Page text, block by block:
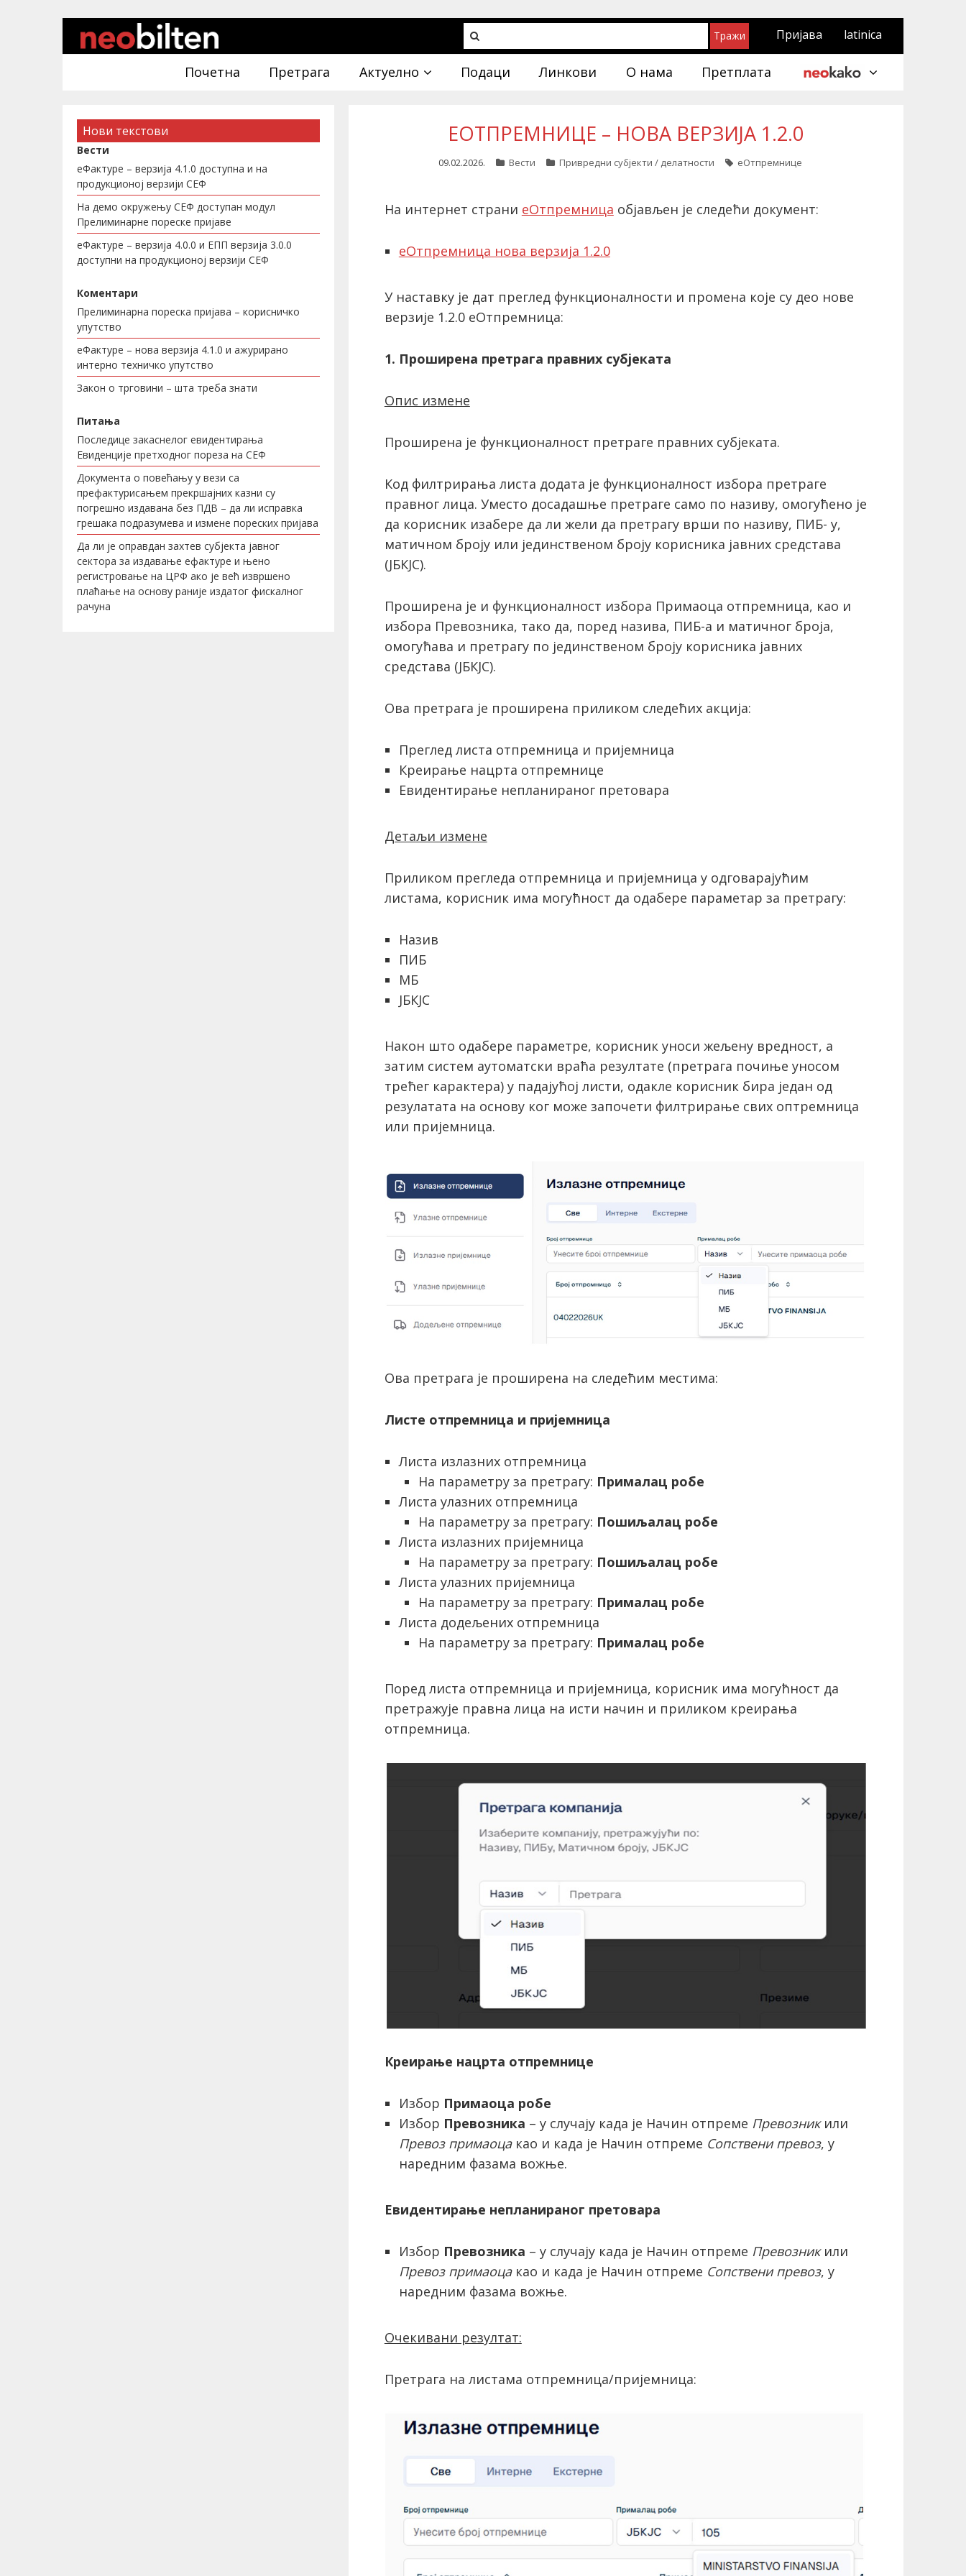
Пријава latinica
Почетна Претрага Актуелно Подаци Линкови О нама Претплата
ЕОТПРЕМНИЦЕ – НОВА ВЕРЗИЈА 1.2.0
09.02.2026. Вести Привредни субјекти / делатности еОтпремнице
На интернет страни еОтпремница објављен је следећи документ:
еОтпремница нова верзија 1.2.0
У наставку је дат преглед функционалности и промена које су део нове
верзије 1.2.0 еОтпремница:
1. Проширена претрага правних субјеката
Опис измене
Проширена је функционалност претраге правних субјеката.
Код филтрирања листа додата је функционалност избора претраге
правног лица. Уместо досадашње претраге само по називу, омогућено је
да корисник изабере да ли жели да претрагу врши по називу, ПИБ- у,
матичном броју или јединственом броју корисника јавних средстава
(ЈБКЈС).
Проширена је и функционалност избора Примаоца отпремница, као и
избора Превозника, тако да, поред назива, ПИБ-а и матичног броја,
омогућава и претрагу по јединственом броју корисника јавних
средстава (ЈБКЈС).
Ова претрага је проширена приликом следећих акција:
Преглед листа отпремница и пријемница
Креирање нацрта отпремнице
Евидентирање непланираног претовара
Детаљи измене
Приликом прегледа отпремница и пријемница у одговарајућим
листама, корисник има могућност да одабере параметар за претрагу:
Назив
ПИБ
МБ
ЈБКЈС
Након што одабере параметре, корисник уноси жељену вредност, а
затим систем аутоматски враћа резултате (претрага почиње уносом
трећег карактера) у падајућој листи, одакле корисник бира један од
резулатата на основу ког може започети филтрирање свих оптремница
или пријемница.
Ова претрага је проширена на следећим местима:
Листе отпремница и пријемница
Листа излазних отпремница
На параметру за претрагу: Прималац робе
Листа улазних отпремница
На параметру за претрагу: Пошиљалац робе
Листа излазних пријемница
На параметру за претрагу: Пошиљалац робе
Листа улазних пријемница
На параметру за претрагу: Прималац робе
Листа додељених отпремница
На параметру за претрагу: Прималац робе
Поред листа отпремница и пријемница, корисник има могућност да
претражује правна лица на исти начин и приликом креирања
отпремница.
Креирање нацрта отпремнице
Избор Примаоца робе
Избор Превозника – у случају када је Начин отпреме Превозникили
Превоз примаоцакао и када је Начин отпреме Сопствени превоз, у
наредним фазама вожње.
Евидентирање непланираног претовара
Избор Превозника – у случају када је Начин отпреме Превозникили
Превоз примаоцакао и када је Начин отпреме Сопствени превоз, у
наредним фазама вожње.
Очекивани резултат:
Претрага на листама отпремница/пријемница:
Нови текстови
Вести
еФактуре – верзија 4.1.0 доступна и на
продукционој верзији СЕФ
На демо окружењу СЕФ доступан модул
Прелиминарне пореске пријаве
еФактуре – верзија 4.0.0 и ЕПП верзија 3.0.0
доступни на продукционој верзији СЕФ
Коментари
Прелиминарна пореска пријава – корисничко
упутство
еФактуре – нова верзија 4.1.0 и ажурирано
интерно техничко упутство
Закон о трговини – шта треба знати
Питања
Последице закаснелог евидентирања
Евиденције претходног пореза на СЕФ
Документа о повећању у вези са
префактурисањем прекршајних казни су
погрешно издавана без ПДВ – да ли исправка
грешака подразумева и измене пореских пријава
Да ли је оправдан захтев субјекта јавног
сектора за издавање ефактуре и њено
регистровање на ЦРФ ако је већ извршено
плаћање на основу раније издатог фискалног
рачуна